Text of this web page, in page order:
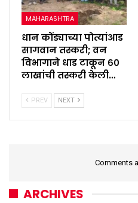
MAHARASHTRA
धान कोंड्याच्या पोत्यांआड
सागवान तस्करी; वन
विभागाने धाड टाकून ६०
लाखांची तस्करी केली…
PREV NEXT
Comments
ARCHIVES